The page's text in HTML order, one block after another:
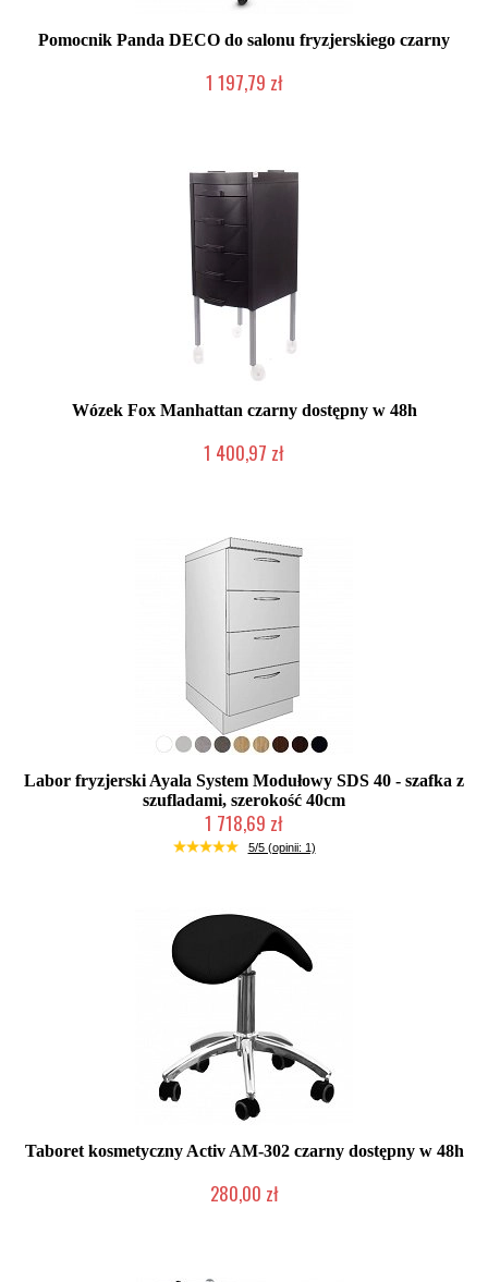
Pomocnik Panda DECO do salonu fryzjerskiego czarny
1 197,79 zł
Wózek Fox Manhattan czarny dostępny w 48h
1 400,97 zł
Labor fryzjerski Ayala System Modułowy SDS 40 - szafka z
szufladami, szerokość 40cm
1 718,69 zł
Produkcja na zamówienie Klienta
5/5 (opinii: 1)
Taboret kosmetyczny Activ AM-302 czarny dostępny w 48h
280,00 zł